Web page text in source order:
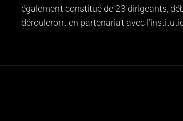
également constitué de 23 dirigeants,
dérouleront en partenariat avec